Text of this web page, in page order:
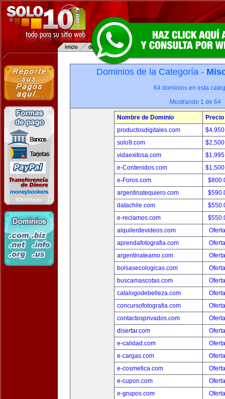
Dominios de la Categoría -
64 dominios en esta
Mostrando 1 de 64
Nombre de Dominio
Precio
productosdigitales.com
solo9.com
vidaexitosa.com
e-Contenidos.com
e-Foros.com
argentinatequiero.com
datachile.com
e-reclamos.com
alquilerdevideos.com
aprendafotografia.com
argentinateamo.com
bolsasecologicas.com
buscamascotas.com
catalogodebelleza.com
concursofotografia.com
contactosprivados.com
disertar.com
e-calidad.com
e-cargas.com
e-cosmetica.com
e-cupon.com
e-grupos.com